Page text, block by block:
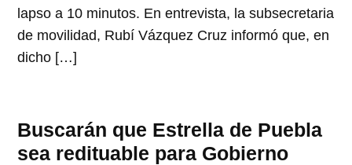
lapso a 10 minutos. En entrevista, la subsecretaria
de movilidad, Rubí Vázquez Cruz informó que, en
dicho […]
Buscarán que Estrella de Puebla
sea redituable para Gobierno